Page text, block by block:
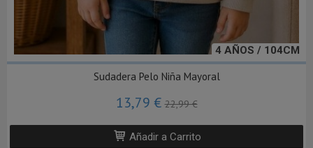
4 AÑOS / 104CM
Sudadera Pelo Niña Mayoral
13,79 €22,99 €
Añadir a Carrito